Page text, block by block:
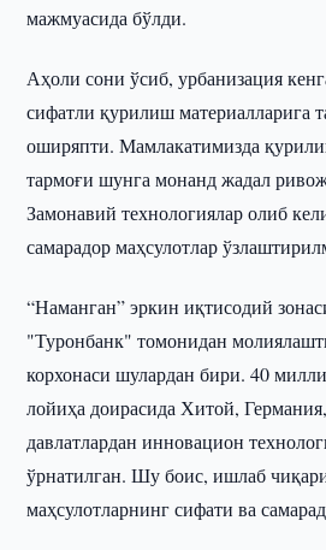
мажмуасида бўлди.
Аҳоли сони ўсиб, урбанизация
сифатли қурилиш материалларига
оширяпти. Мамлакатимизда
тармоғи шунга монанд жадал
Замонавий технологиялар олиб
самарадор маҳсулотлар
“Наманган” эркин иқтисодий
"Туронбанк" томонидан
корхонаси шулардан бири. 40
лойиҳа доирасида Хитой,
давлатлардан инновацион
ўрнатилган. Шу боис, ишлаб
маҳсулотларнинг сифати ва